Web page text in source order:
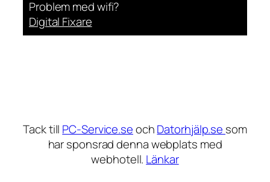
Problem med wifi?
Digital Fixare
Tack till PC-Service.seochDatorhjälp.se som
har sponsrad denna webplats med
webhotell. Länkar